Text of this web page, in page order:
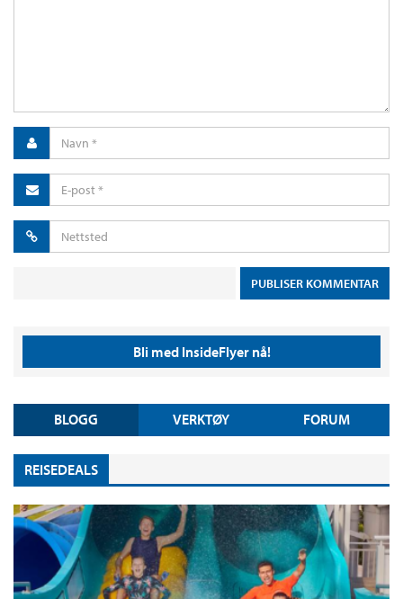
Bli med InsideFlyer nå!
BLOGG VERKTØY FORUM
REISEDEALS